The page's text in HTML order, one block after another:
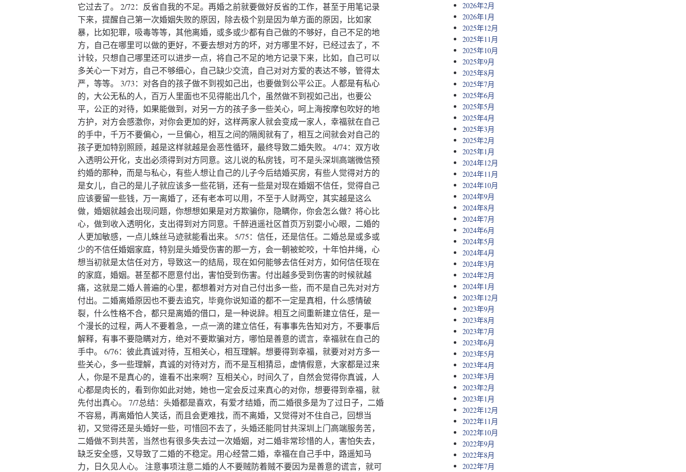
它过去了。 2/72：反省自我的不足。再婚之前就要做好反省的工作，甚至于用笔记录
下来，提醒自己第一次婚姻失败的原因，除去极个别是因为单方面的原因，比如家
暴，比如犯罪，吸毒等等，其他离婚，或多或少都有自己做的不够好，自己不足的地
方，自己在哪里可以做的更好，不要去想对方的坏，对方哪里不好，已经过去了，不
计较，只想自己哪里还可以进步一点，将自己不足的地方记录下来，比如，自己可以
多关心一下对方，自己不够细心，自己缺少交流，自己对对方爱的表达不够，管得太
严，等等。 3/73：对各自的孩子做不到视如己出，也要做到公平公正。人都是有私心
的，大公无私的人，百万人里面也不见得能出几个，虽然做不到视如己出，也要公
平，公正的对待，如果能做到，对另一方的孩子多一些关心，呵上海按摩包吹好的地
方护，对方会感激你，对你会更加的好，这样两家人就会变成一家人，幸福就在自己
的手中，千万不要偏心，一旦偏心，相互之间的隔阂就有了，相互之间就会对自己的
孩子更加特别照顾，越是这样就越是会恶性循环，最终导致二婚失败。 4/74：双方收
入透明公开化，支出必须得到对方同意。这儿说的私房钱，可不是头深圳高端微信预
约婚的那种，而是与私心，有些人想让自己的儿子今后结婚买房，有些人觉得对方的
是女儿，自己的是儿子就应该多一些花销，还有一些是对现在婚姻不信任，觉得自己
应该要留一些钱，万一离婚了，还有老本可以用，不至于人财两空，其实越是这么
做，婚姻就越会出现问题，你想想如果是对方欺骗你，隐瞒你，你会怎么做？将心比
心，做到收入透明化，支出得到对方同意。千醉逍遥社区首页万别耍小心眼，二婚的
人更加敏感，一点儿蛛丝马迹就能看出来。 5/75：信任，还是信任。二婚总是或多或
少的不信任婚姻家庭，特别是头婚受伤害的那一方，会一朝被蛇咬，十年怕井绳，心
想当初就是太信任对方，导致这一的结局，现在如何能够去信任对方，如何信任现在
的家庭，婚姻。甚至都不愿意付出，害怕受到伤害。付出越多受到伤害的时候就越
痛，这就是二婚人普遍的心里，都想着对方对自己付出多一些，而不是自己先对对方
付出。二婚离婚原因也不要去追究，毕竟你说知道的都不一定是真相，什么感情破
裂，什么性格不合，都只是离婚的借口，是一种说辞。相互之间重新建立信任，是一
个漫长的过程，两人不要着急，一点一滴的建立信任，有事事先告知对方，不要事后
解释，有事不要隐瞒对方，绝对不要欺骗对方，哪怕是善意的谎言，幸福就在自己的
手中。 6/76：彼此真诚对待，互相关心，相互理解。想要得到幸福，就要对对方多一
些关心，多一些理解，真诚的对待对方，而不是互相猜忌，虚情假意，大家都是过来
人，你是不是真心的，谁看不出来啊？互相关心，时间久了，自然会觉得你真诚，人
心都是肉长的，看到你如此对她，她也一定会反过来真心的对你，想要得到幸福，就
先付出真心。 7/7总结：头婚都是喜欢，有爱才结婚，而二婚很多是为了过日子，二婚
不容易，再离婚怕人笑话，而且会更难找，而不离婚，又觉得对不住自己，回想当
初，又觉得还是头婚好一些，可惜回不去了，头婚还能同甘共深圳上门高端服务苦，
二婚做不到共苦，当然也有很多失去过一次婚姻，对二婚非常珍惜的人，害怕失去，
缺乏安全感，又导致了二婚的不稳定。用心经营二婚，幸福在自己手中，路遥知马
力，日久见人心。 注意事项注意二婚的人不要贼防着贼不要因为是善意的谎言，就可
2026年2月
2026年1月
2025年12月
2025年11月
2025年10月
2025年9月
2025年8月
2025年7月
2025年6月
2025年5月
2025年4月
2025年3月
2025年2月
2025年1月
2024年12月
2024年11月
2024年10月
2024年9月
2024年8月
2024年7月
2024年6月
2024年5月
2024年4月
2024年3月
2024年2月
2024年1月
2023年12月
2023年9月
2023年8月
2023年7月
2023年6月
2023年5月
2023年4月
2023年3月
2023年2月
2023年1月
2022年12月
2022年11月
2022年10月
2022年9月
2022年8月
2022年7月